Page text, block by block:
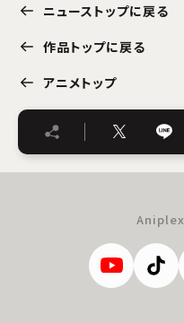
ニューストップに戻る
作品トップに戻る
アニメトップ
Aniplex